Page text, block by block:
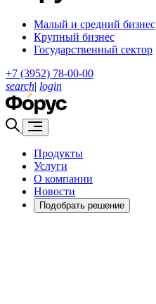
Малый и средний бизнес
Крупный бизнес
Государственный сектор
+7 (3952) 78-00-00
search| login
Продукты
Услуги
О компании
Новости
Подобрать решение